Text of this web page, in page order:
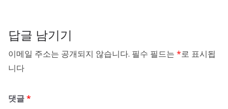
답글 남기기
이메일 주소는 공개되지 않습니다. 필수 필드는 *로 표시됩
니다
댓글*